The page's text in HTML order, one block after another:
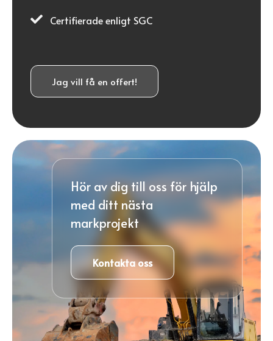
 Certifierade enligt SGC
Jag vill få en offert!
Hör av dig till oss för hjälp
med ditt nästa
markprojekt
Kontakta oss